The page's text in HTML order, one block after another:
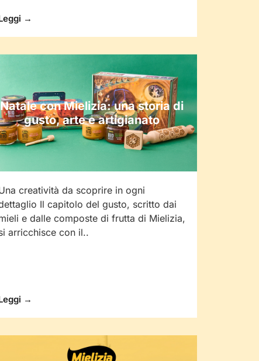
→
Natale con Mielizia: una storia di
gusto, arte e artigianato
creatività da scoprire in ogni
Il capitolo del gusto, scritto dai
e dalle composte di frutta di Mielizia,
arricchisce con il..
→